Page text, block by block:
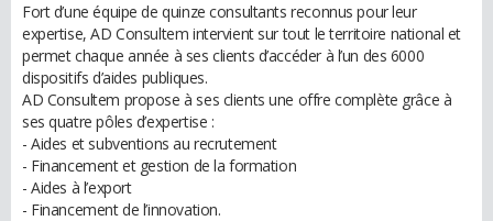
Fort d’une équipe de quinze consultants reconnus pour leur
expertise, AD Consultem intervient sur tout le territoire national et
permet chaque année à ses clients d’accéder à l’un des 6000
dispositifs d’aides publiques.
AD Consultem propose à ses clients une offre complète grâce à
ses quatre pôles d’expertise :
- Aides et subventions au recrutement
- Financement et gestion de la formation
- Aides à l’export
- Financement de l’innovation.